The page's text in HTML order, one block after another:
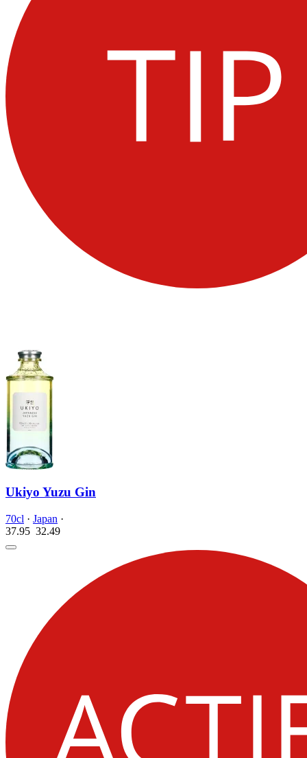
Ukiyo Yuzu Gin
70cl · Japan ·
37.95 32.49